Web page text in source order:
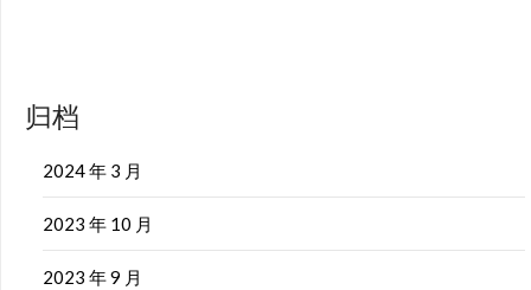
归档
2024 年 3 月
2023 年 10 月
2023 年 9 月